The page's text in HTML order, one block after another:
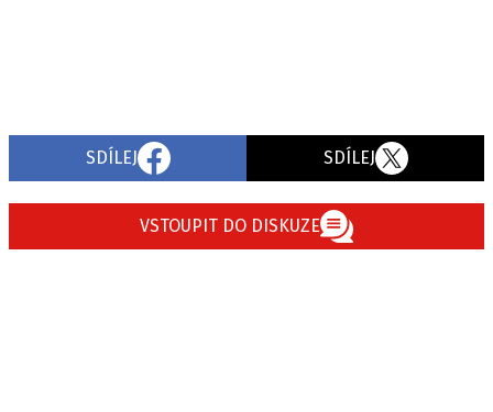
SDÍLEJ SDÍLEJ
VSTOUPIT DO DISKUZE